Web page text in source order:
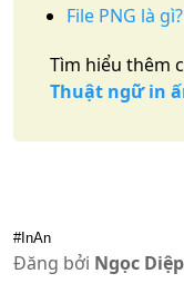
File PNG là gì?
Tìm hiểu thêm
Thuật ngữ in
#InAn
Đăng bởi Ngọc Diệp